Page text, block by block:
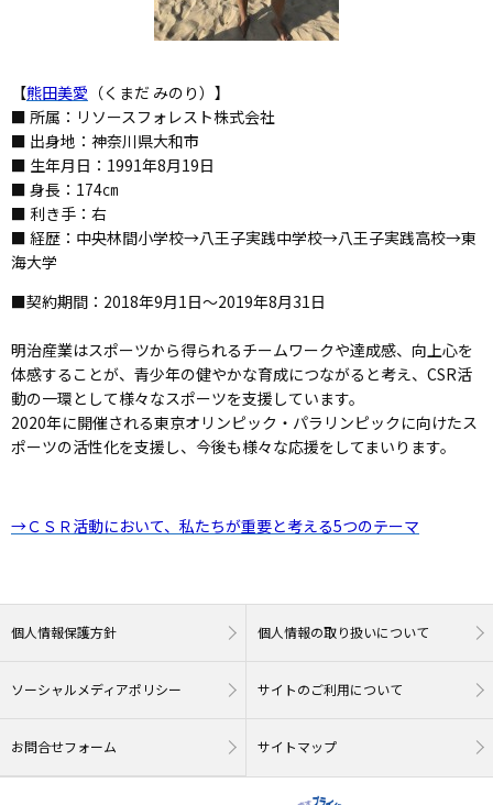
【熊田美愛 （くまだ みのり）】
■ 所属：リソースフォレスト株式会社
■ 出身地：神奈川県大和市
■ 生年月日：1991年8月19日
■ 身長：174㎝
■ 利き手：右
■ 経歴：中央林間小学校→八王子実践中学校→八王子実践高校→東
海大学
■契約期間：2018年9月1日～2019年8月31日
明治産業はスポーツから得られるチームワークや達成感、向上心を
体感することが、青少年の健やかな育成につながると考え、CSR活
動の一環として様々なスポーツを支援しています。
2020年に開催される東京オリンピック・パラリンピックに向けたス
ポーツの活性化を支援し、今後も様々な応援をしてまいります。
→ＣＳＲ活動において、私たちが重要と考える5つのテーマ
個人情報保護方針 個人情報の取り扱いについて
ソーシャルメディアポリシー サイトのご利用について
お問合せフォーム サイトマップ